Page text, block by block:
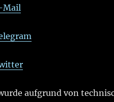
Mail
aufgrund von